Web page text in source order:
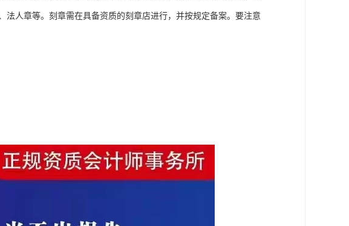
人章等。刻章需在具备资质的刻章店进行，并按规定备案。要注意